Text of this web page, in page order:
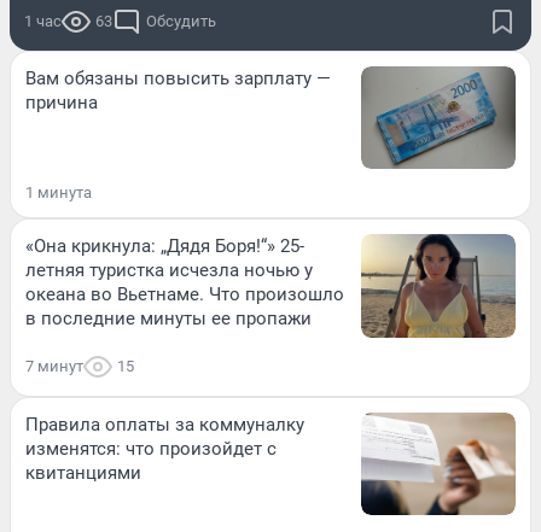
1 час 63 Обсудить
Вам обязаны повысить зарплату —
причина
1 минута
«Она крикнула: „Дядя Боря!“» 25-
летняя туристка исчезла ночью у
океана во Вьетнаме. Что произошло
в последние минуты ее пропажи
7 минут 15
Правила оплаты за коммуналку
изменятся: что произойдет с
квитанциями